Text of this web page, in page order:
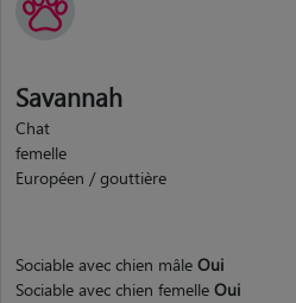
Savannah
Chat
femelle
Européen / gouttière
Sociable avec chien mâle Oui
Sociable avec chien femelle Oui